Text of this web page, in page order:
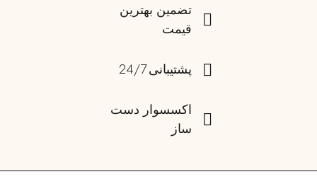
تضمین بهترین
قیمت
پشتیبانی 24/7
اکسسوار دست
ساز